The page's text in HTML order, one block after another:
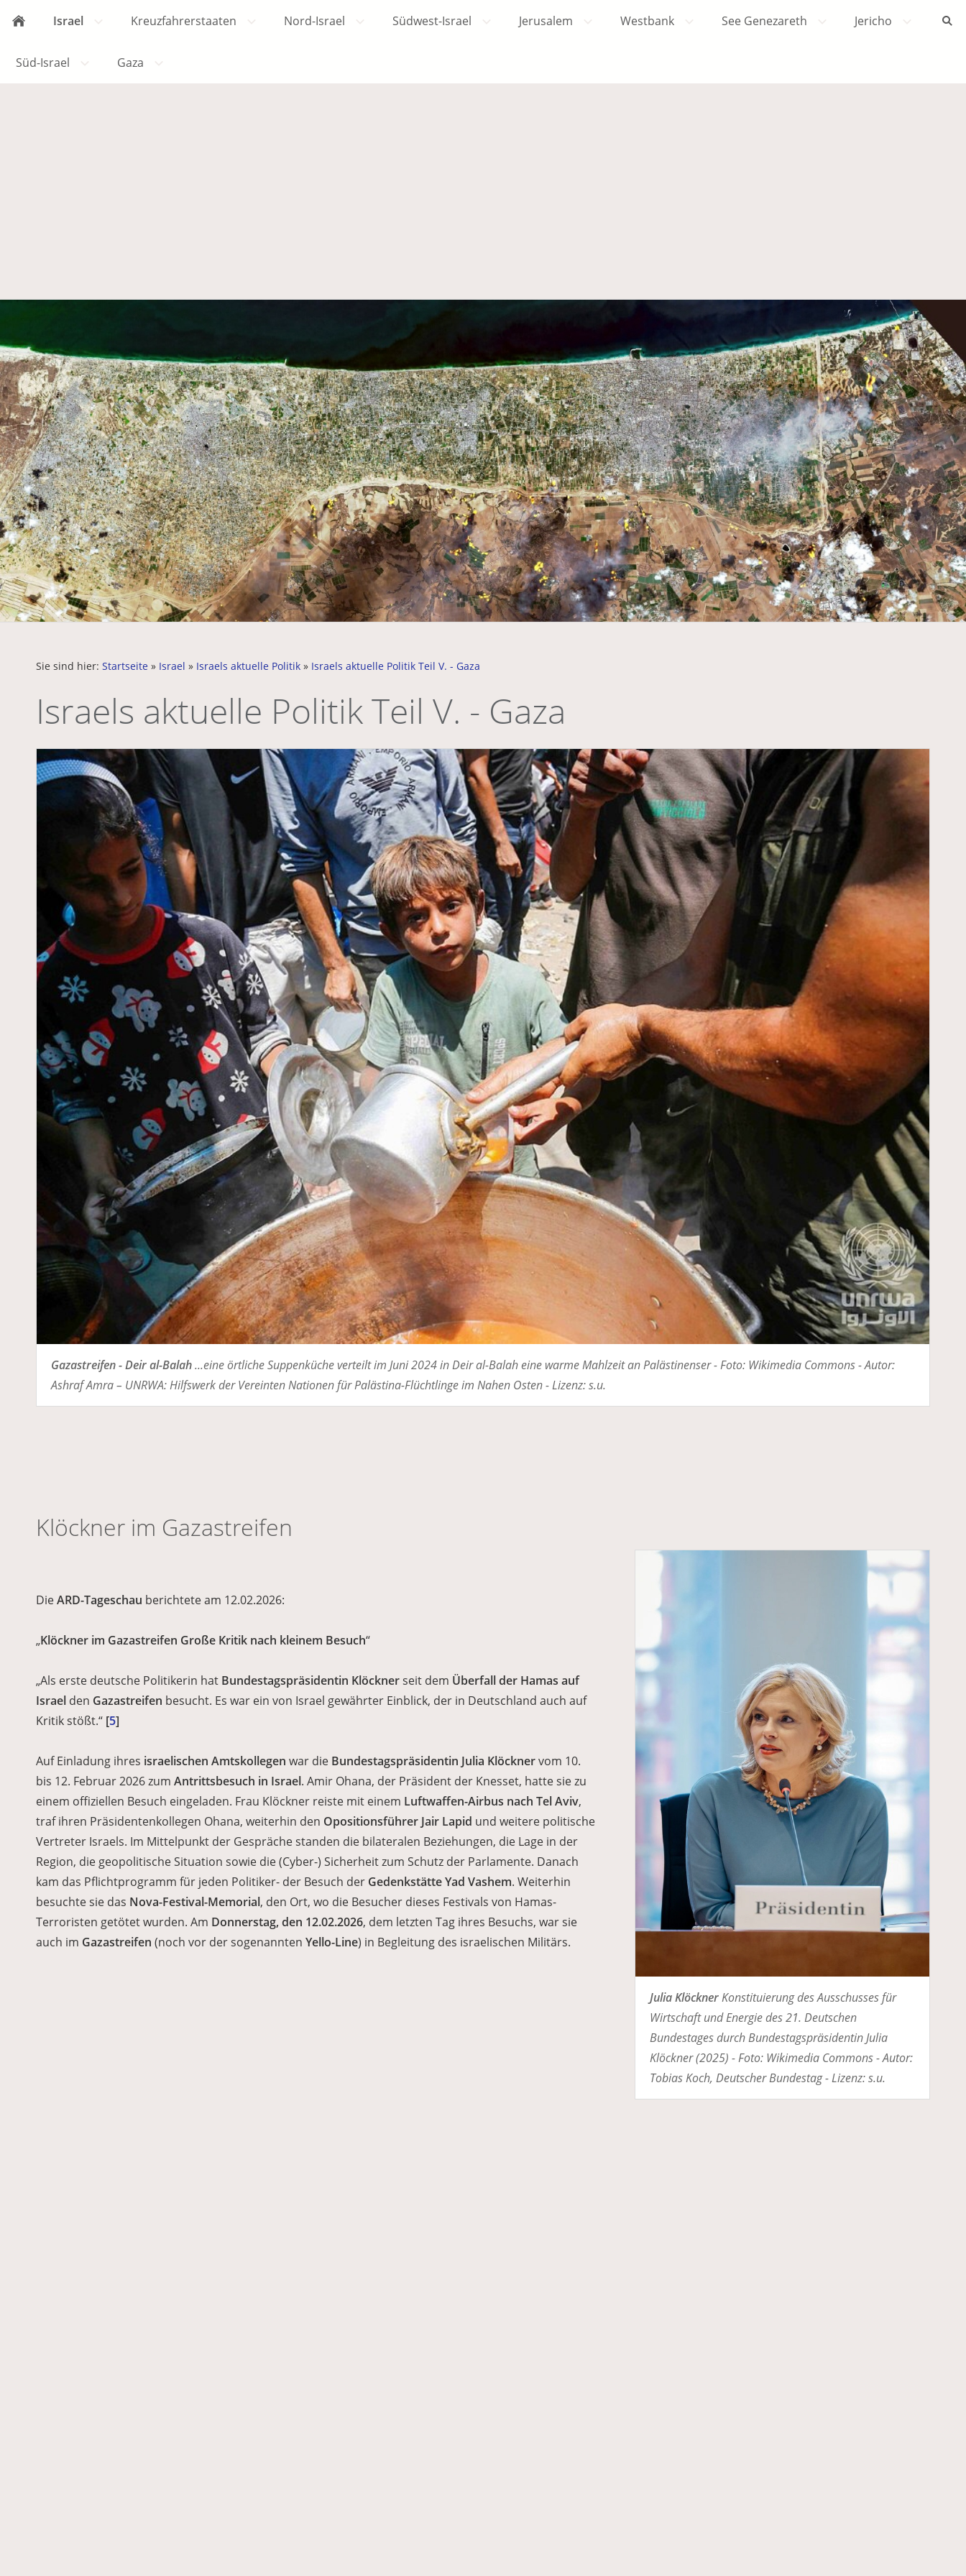
Israel Kreuzfahrerstaaten Nord-Israel Südwest-Israel Jerusalem Westbank See Genezareth Jericho
Süd-Israel Gaza
Sie sind hier: Startseite » Israel » Israels aktuelle Politik » Israels aktuelle Politik Teil V. - Gaza
Israels aktuelle Politik Teil V. - Gaza
Gazastreifen - Deir al-Balah...eine örtliche Suppenküche verteilt im Juni 2024 in Deir al-Balah eine warme Mahlzeit an Palästinenser - Foto: Wikimedia Commons - Autor:
Ashraf Amra – UNRWA: Hilfswerk der Vereinten Nationen für Palästina-Flüchtlinge im Nahen Osten - Lizenz: s.u.
Klöckner im Gazastreifen
Julia KlöcknerKonstituierung des Ausschusses für
Wirtschaft und Energie des 21. Deutschen
Bundestages durch Bundestagspräsidentin Julia
Klöckner (2025) - Foto: Wikimedia Commons - Autor:
Tobias Koch, Deutscher Bundestag - Lizenz: s.u.
DieARD-Tageschau berichtete am 12.02.2026:
„Klöckner im Gazastreifen Große Kritik nach kleinem Besuch“
„Als erste deutsche Politikerin hat Bundestagspräsidentin Klöcknerseit dem Überfall der Hamas auf
Israel den Gazastreifen besucht. Es war ein von Israel gewährter Einblick, der in Deutschland auch auf
Kritik stößt.“ [5]
Auf Einladung ihres israelischen Amtskollegen war die Bundestagspräsidentin Julia Klöcknervom 10.
bis 12. Februar 2026 zum Antrittsbesuch in Israel. Amir Ohana, der Präsident der Knesset, hatte sie zu
einem offiziellen Besuch eingeladen. Frau Klöckner reiste mit einem Luftwaffen-Airbus nach Tel Aviv,
traf ihren Präsidentenkollegen Ohana, weiterhin den Opositionsführer Jair Lapid und weitere politische
Vertreter Israels. Im Mittelpunkt der Gespräche standen die bilateralen Beziehungen, die Lage in der
Region, die geopolitische Situation sowie die (Cyber-) Sicherheit zum Schutz der Parlamente. Danach
kam das Pflichtprogramm für jeden Politiker- der Besuch der Gedenkstätte Yad Vashem. Weiterhin
besuchte sie das Nova-Festival-Memorial, den Ort, wo die Besucher dieses Festivals von Hamas-
Terroristen getötet wurden. Am Donnerstag, den 12.02.2026, dem letzten Tag ihres Besuchs, war sie
auch im Gazastreifen (noch vor der sogenannten Yello-Line) in Begleitung des israelischen Militärs.